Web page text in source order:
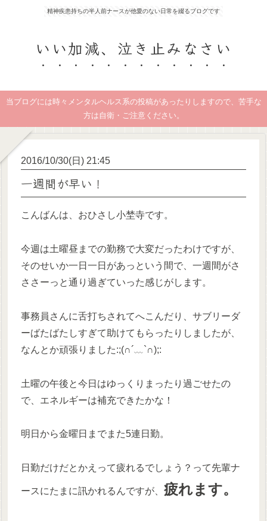
精神疾患持ちの半人前ナースが他愛のない日常を綴るブログです
いい加減、泣き止みなさい
当ブログには時々メンタルヘルス系の投稿があったりしますので、苦手な
方は自衛・ご注意ください。
2016/10/30(日) 21:45
一週間が早い！
こんばんは、おひさし小埜寺です。
今週は土曜昼までの勤務で大変だったわけですが、
そのせいか一日一日があっという間で、一週間がさ
ささーっと通り過ぎていった感じがします。
事務員さんに舌打ちされてへこんだり、サブリーダ
ーばたばたしすぎて助けてもらったりしましたが、
なんとか頑張りました:;(∩´﹏`∩);:
土曜の午後と今日はゆっくりまったり過ごせたの
で、エネルギーは補充できたかな！
明日から金曜日までまた5連日勤。
日勤だけだとかえって疲れるでしょう？って先輩ナ
ースにたまに訊かれるんですが、疲れます。